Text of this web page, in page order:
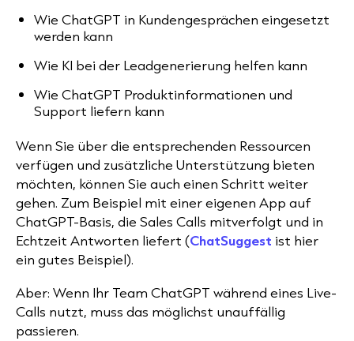
Wie ChatGPT in Kundengesprächen eingesetzt
werden kann
Wie KI bei der Leadgenerierung helfen kann
Wie ChatGPT Produktinformationen und
Support liefern kann
Wenn Sie über die entsprechenden Ressourcen
verfügen und zusätzliche Unterstützung bieten
möchten, können Sie auch einen Schritt weiter
gehen. Zum Beispiel mit einer eigenen App auf
ChatGPT-Basis, die Sales Calls mitverfolgt und in
Echtzeit Antworten liefert (ChatSuggest ist hier
ein gutes Beispiel).
Aber: Wenn Ihr Team ChatGPT während eines Live-
Calls nutzt, muss das möglichst unauffällig
passieren.